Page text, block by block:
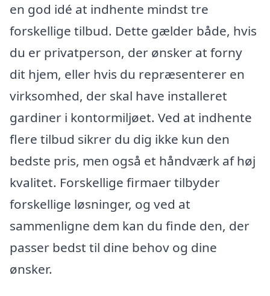
en god idé at indhente mindst tre
forskellige tilbud. Dette gælder både, hvis
du er privatperson, der ønsker at forny
dit hjem, eller hvis du repræsenterer en
virksomhed, der skal have installeret
gardiner i kontormiljøet. Ved at indhente
flere tilbud sikrer du dig ikke kun den
bedste pris, men også et håndværk af høj
kvalitet. Forskellige firmaer tilbyder
forskellige løsninger, og ved at
sammenligne dem kan du finde den, der
passer bedst til dine behov og dine
ønsker.